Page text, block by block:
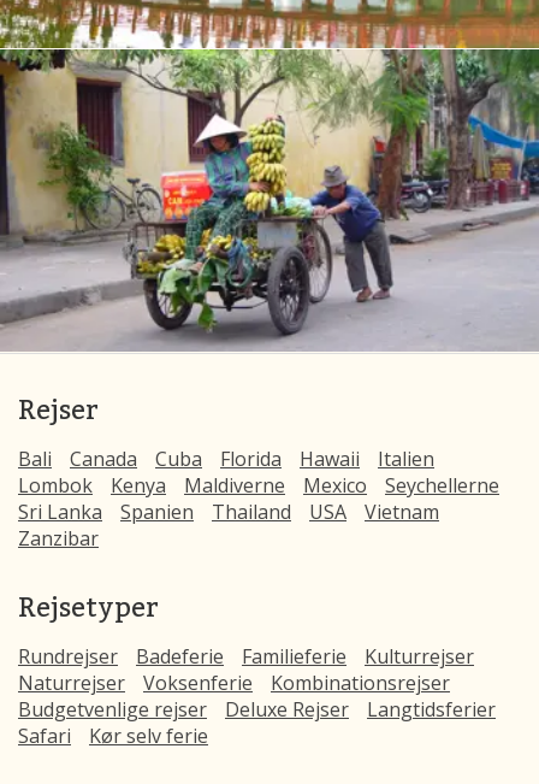
Rejser
Bali Canada Cuba Florida Hawaii
Italien
Lombok
Kenya Maldiverne Mexico
Seychellerne
Sri Lanka
Spanien Thailand USA
Vietnam
Zanzibar
Rejsetyper
Rundrejser Badeferie Familieferie
Kulturrejser
Naturrejser
Voksenferie
Kombinationsrejser
Budgetvenlige rejser
Deluxe Rejser
Langtidsferier
Safari
Kør selv ferie